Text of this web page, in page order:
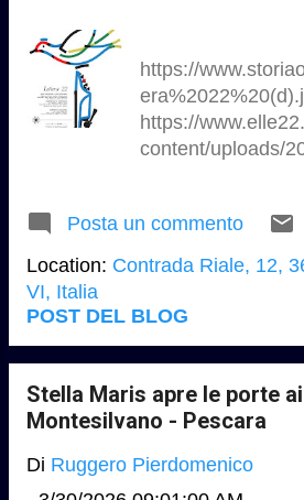
https://
https://
content/uploads/
_it/photo/default/
1_g7yr.1248.png
https://
_it/photo/default/
https://
_it/photo/default/
c_9qgk.960.jpg
Vicenza 1 aprile /
https://
Posta un commento
Location: Contrada Riale, 12,
VI, Italia
POST DEL BLOG
Stella Maris apre le porte
Montesilvano - Pescara
Di Ruggero Pierdomenico